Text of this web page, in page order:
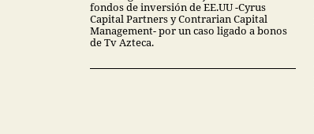
fondos de inversión de EE.UU -Cyrus
Capital Partners y Contrarian Capital
Management- por un caso ligado a bonos
de Tv Azteca.